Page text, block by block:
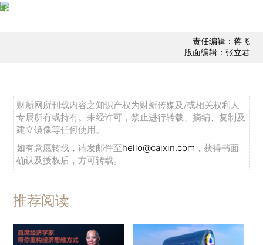
责任编辑：蒋飞
版面编辑：张立君
财新网所刊载内容之知识产权为财新传媒及/或相关权利人
专属所有或持有。未经许可，禁止进行转载、摘编、复制及
建立镜像等任何使用。
如有意愿转载，请发邮件至hello@caixin.com ，获得书面
确认及授权后，方可转载。
推荐阅读